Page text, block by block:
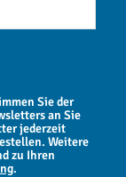
Sie der
an Sie
jederzeit
Weitere
zu Ihren
.